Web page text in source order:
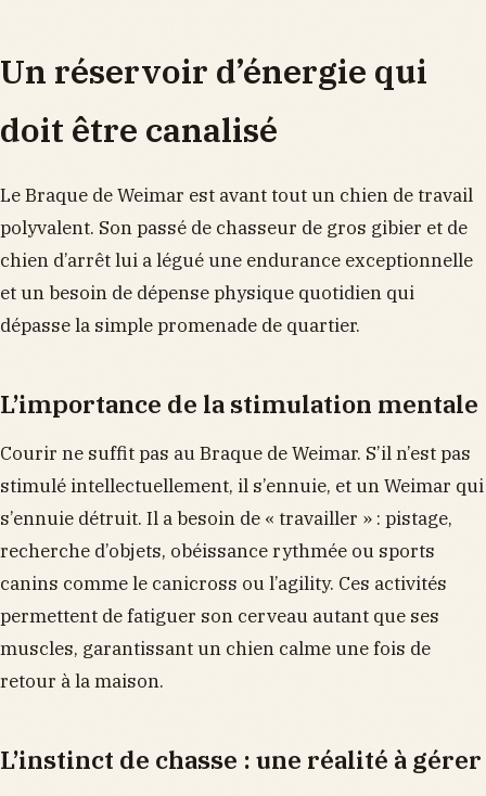
Un réservoir d’énergie qui
doit être canalisé
Le Braque de Weimar est avant tout un chien de travail
polyvalent. Son passé de chasseur de gros gibier et de
chien d’arrêt lui a légué une endurance exceptionnelle
et un besoin de dépense physique quotidien qui
dépasse la simple promenade de quartier.
L’importance de la stimulation mentale
Courir ne suffit pas au Braque de Weimar. S’il n’est pas
stimulé intellectuellement, il s’ennuie, et un Weimar qui
s’ennuie détruit. Il a besoin de « travailler » : pistage,
recherche d’objets, obéissance rythmée ou sports
canins comme le canicross ou l’agility. Ces activités
permettent de fatiguer son cerveau autant que ses
muscles, garantissant un chien calme une fois de
retour à la maison.
L’instinct de chasse : une réalité à gérer